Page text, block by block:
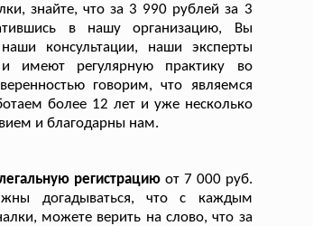
знайте, что за 3 990 рублей за 3
в нашу организацию, Вы
консультации, наши эксперты
и имеют регулярную практику во
говорим, что являемся
более 12 лет и уже несколько
и благодарны нам.
регистрацию от 7 000 руб.
догадываться, что с каждым
можете верить на слово, что за